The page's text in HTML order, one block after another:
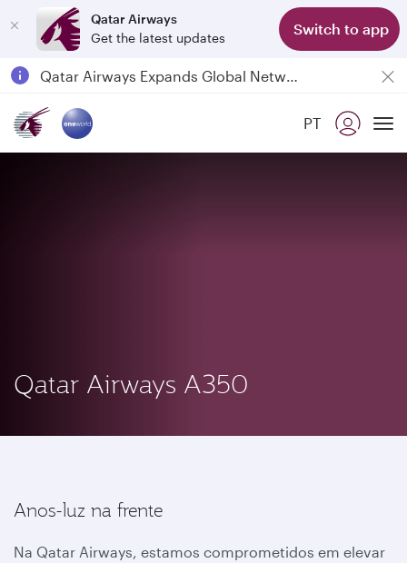
Qatar Airways
Get the latest updates
Switch to app
Passengers flying between Doha and Auckland on QR914 and QR915
18 June 2026: Updates on Travelling with Power Banks
PT
Qatar Airways A350
Anos-luz na frente
Na Qatar Airways, estamos comprometidos em elevar